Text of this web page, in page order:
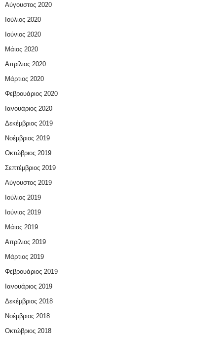
Αύγουστος 2020
Ιούλιος 2020
Ιούνιος 2020
Μάιος 2020
Απρίλιος 2020
Μάρτιος 2020
Φεβρουάριος 2020
Ιανουάριος 2020
Δεκέμβριος 2019
Νοέμβριος 2019
Οκτώβριος 2019
Σεπτέμβριος 2019
Αύγουστος 2019
Ιούλιος 2019
Ιούνιος 2019
Μάιος 2019
Απρίλιος 2019
Μάρτιος 2019
Φεβρουάριος 2019
Ιανουάριος 2019
Δεκέμβριος 2018
Νοέμβριος 2018
Οκτώβριος 2018